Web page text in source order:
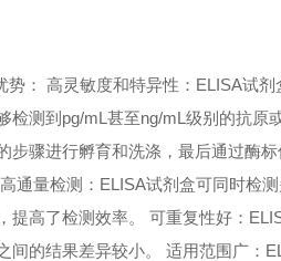
势： 高灵敏度和特异性：ELISA试
检测到pg/mL甚至ng/mL级别的抗
步骤进行孵育和洗涤，最后通过酶
通量检测：ELISA试剂盒可同时检
提高了检测效率。 可重复性好：
间的结果差异较小。 适用范围广：